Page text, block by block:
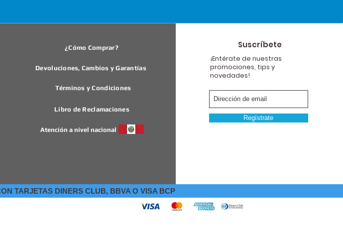
¿Cómo Comprar?
Devoluciones, Cambios y Garantías
Términos y Condiciones
Libro de Reclamaciones
Atención a nivel nacional
Suscríbete
¡Entérate de nuestras
promociones, tips y
novedades!
Regístrate
TARJETAS DINERS CLUB, BBVA O VISA BCP